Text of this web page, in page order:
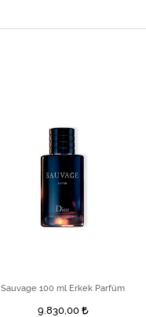
Sauvage 100 ml Erkek Parfüm
9.830,00